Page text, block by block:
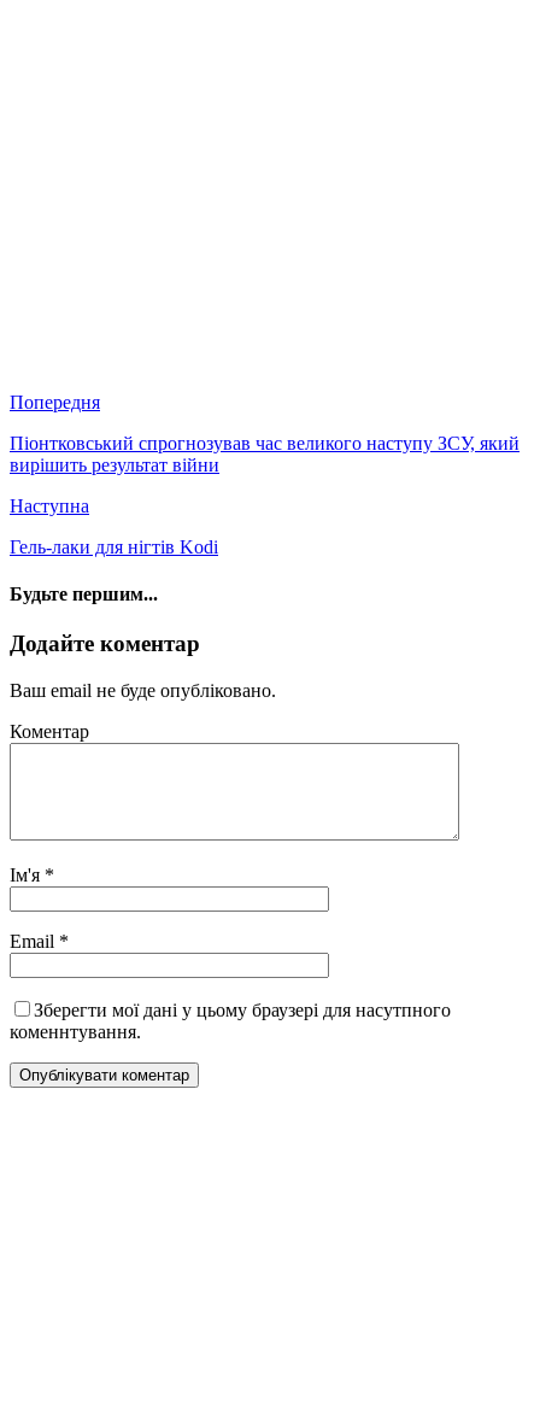
Попередня
Піонтковський спрогнозував час великого наступу ЗСУ, який
вирішить результат війни
Наступна
Гель-лаки для нігтів Kodi
Будьте першим...
Додайте коментар
Ваш email не буде опубліковано.
Коментар
Ім'я *
Email *
Зберегти мої дані у цьому браузері для насутпного
коменнтування.